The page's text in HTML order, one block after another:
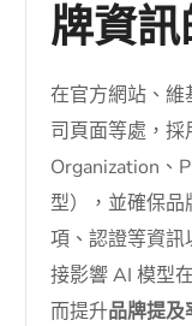
牌資
在官方網站、
司頁面等處，採
Organization、
型），並確保
項、認證等資
接影響 AI 模型
而提升品牌提及